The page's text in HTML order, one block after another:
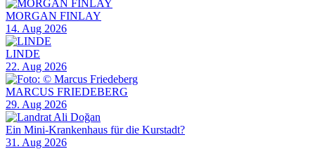
MORGAN FINLAY
14. Aug 2026
LINDE
22. Aug 2026
MARCUS FRIEDEBERG
29. Aug 2026
Ein Mini-Krankenhaus für die Kurstadt?
31. Aug 2026